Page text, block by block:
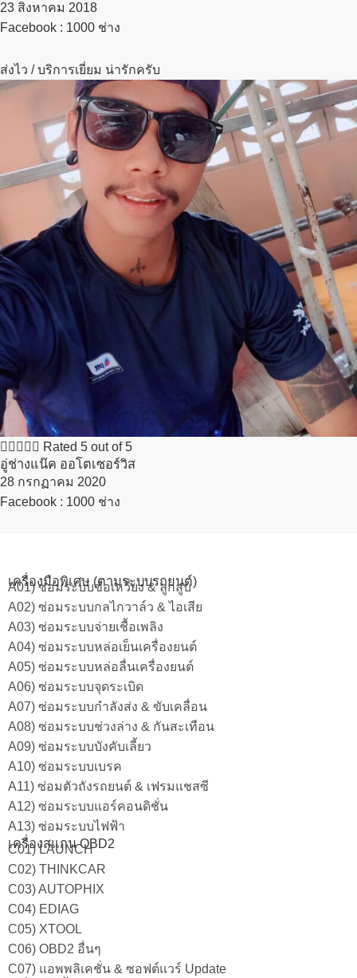
23 สิงหาคม 2018​
Facebook : 1000 ช่าง
ส่งไว / บริการเยี่ยม น่ารักครับ
     Rated 5 out of 5
อู่ช่างแน๊ค ออโตเซอร์วิส
28 กรกฏาคม 2020​
Facebook : 1000 ช่าง
เครื่องมือพิเศษ (ตามระบบรถยนต์)
A01) ซ่อมระบบข้อเหวี่ยง & ลูกสูบ
A02) ซ่อมระบบกลไกวาล์ว & ไอเสีย
A03) ซ่อมระบบจ่ายเชื้อเพลิง
A04) ซ่อมระบบหล่อเย็นเครื่องยนต์
A05) ซ่อมระบบหล่อลื่นเครื่องยนต์
A06) ซ่อมระบบจุดระเบิด
A07) ซ่อมระบบกำลังส่ง & ขับเคลื่อน
A08) ซ่อมระบบช่วงล่าง & กันสะเทือน
A09) ซ่อมระบบบังคับเลี้ยว
A10) ซ่อมระบบเบรค
A11) ซ่อมตัวถังรถยนต์ & เฟรมแชสซี
A12) ซ่อมระบบแอร์คอนดิชั่น
A13) ซ่อมระบบไฟฟ้า
เครื่องสแกน OBD2
C01) LAUNCH
C02) THINKCAR
C03) AUTOPHIX
C04) EDIAG
C05) XTOOL
C06) OBD2 อื่นๆ
C07) แอพพลิเคชั่น & ซอฟต์แวร์ Update